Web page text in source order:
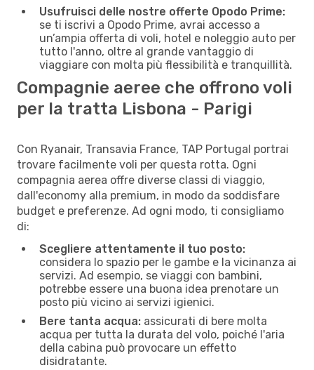
Usufruisci delle nostre offerte Opodo Prime:
se ti iscrivi a Opodo Prime, avrai accesso a
un’ampia offerta di voli, hotel e noleggio auto per
tutto l'anno, oltre al grande vantaggio di
viaggiare con molta più flessibilità e tranquillità.
Compagnie aeree che offrono voli
per la tratta Lisbona - Parigi
Con Ryanair, Transavia France, TAP Portugal portrai
trovare facilmente voli per questa rotta. Ogni
compagnia aerea offre diverse classi di viaggio,
dall'economy alla premium, in modo da soddisfare
budget e preferenze. Ad ogni modo, ti consigliamo
di:
Scegliere attentamente il tuo posto:
considera lo spazio per le gambe e la vicinanza ai
servizi. Ad esempio, se viaggi con bambini,
potrebbe essere una buona idea prenotare un
posto più vicino ai servizi igienici.
Bere tanta acqua: assicurati di bere molta
acqua per tutta la durata del volo, poiché l'aria
della cabina può provocare un effetto
disidratante.